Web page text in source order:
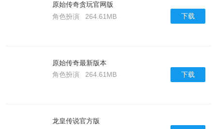
原始传奇贪玩官网版
角色扮演
264.61MB 下载
原始传奇最新版本
角色扮演
264.61MB 下载
龙皇传说官方版